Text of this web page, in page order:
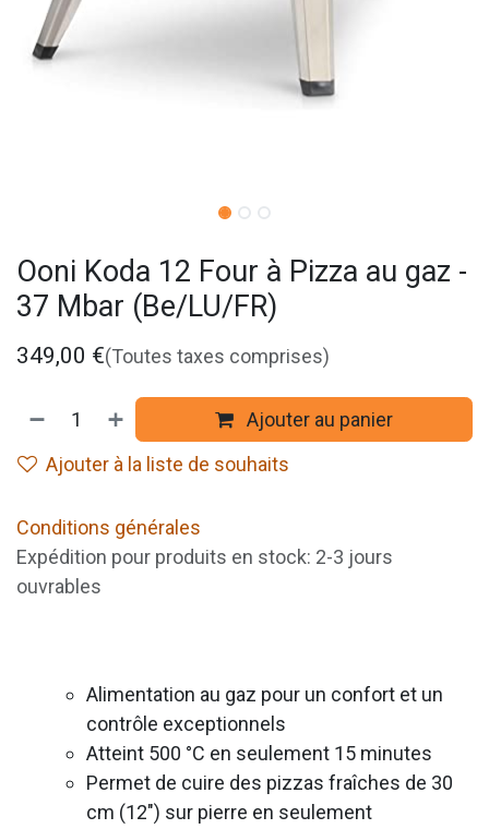
Ooni Koda 12 Four à Pizza au gaz -
37 Mbar (Be/LU/FR)
349,00 €(Toutes taxes comprises)
Ajouter au panier
Ajouter à la liste de souhaits
Conditions générales
Expédition pour produits en stock: 2-3 jours
ouvrables
Alimentation au gaz pour un confort et un
contrôle exceptionnels
Atteint 500 °C en seulement 15 minutes
Permet de cuire des pizzas fraîches de 30
cm (12") sur pierre en seulement